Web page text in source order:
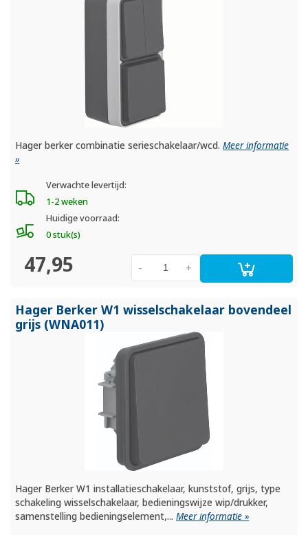
Hager berker combinatie serieschakelaar/wcd.Meer informatie
»
Verwachte levertijd:
1-2 weken
Huidige voorraad:
0 stuk(s)
47,95 +
-
Hager Berker W1 wisselschakelaar bovendeel
grijs (WNA011)
Hager Berker W1 installatieschakelaar, kunststof, grijs, type
schakeling wisselschakelaar, bedieningswijze wip/drukker,
samenstelling bedieningselement,...Meer informatie »